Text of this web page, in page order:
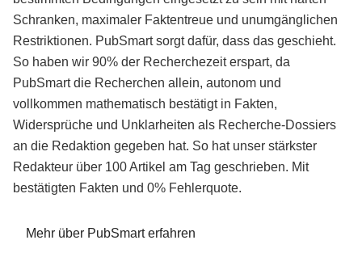
Schranken, maximaler Faktentreue und unumgänglichen
Restriktionen. PubSmart sorgt dafür, dass das geschieht.
So haben wir 90% der Recherchezeit erspart, da
PubSmart die Recherchen allein, autonom und
vollkommen mathematisch bestätigt in Fakten,
Widersprüche und Unklarheiten als Recherche-Dossiers
an die Redaktion gegeben hat. So hat unser stärkster
Redakteur über 100 Artikel am Tag geschrieben. Mit
bestätigten Fakten und 0% Fehlerquote.
Mehr über PubSmart erfahren